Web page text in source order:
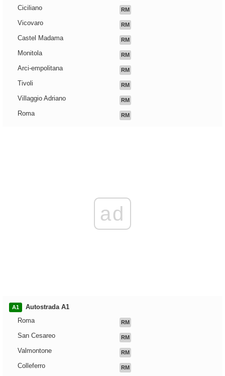
Ciciliano RM
Vicovaro RM
Castel Madama RM
Monitola RM
Arci-empolitana RM
Tivoli RM
Villaggio Adriano RM
Roma RM
ad
A1
Autostrada A1
Roma
RM
San Cesareo RM
Valmontone RM
Colleferro RM